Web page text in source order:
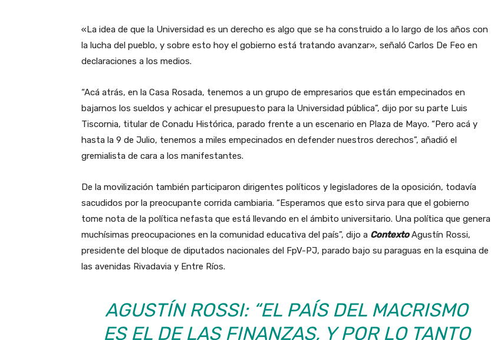
«La idea de que la Universidad es un derecho es algo que se ha construido a lo largo de los años con
la lucha del pueblo, y sobre esto hoy el gobierno está tratando avanzar», señaló Carlos De Feo en
declaraciones a los medios.
“Acá atrás, en la Casa Rosada, tenemos a un grupo de empresarios que están empecinados en
bajarnos los sueldos y achicar el presupuesto para la Universidad pública”, dijo por su parte Luis
Tiscornia, titular de Conadu Histórica, parado frente a un escenario en Plaza de Mayo. “Pero acá y
hasta la 9 de Julio, tenemos a miles empecinados en defender nuestros derechos”, añadió el
gremialista de cara a los manifestantes.
De la movilización también participaron dirigentes políticos y legisladores de la oposición, todavía
sacudidos por la preocupante corrida cambiaria. “Esperamos que esto sirva para que el gobierno
tome nota de la política nefasta que está llevando en el ámbito universitario. Una política que genera
muchísimas preocupaciones en la comunidad educativa del país”, dijo a ContextoAgustín Rossi,
presidente del bloque de diputados nacionales del FpV-PJ, parado bajo su paraguas en la esquina de
las avenidas Rivadavia y Entre Ríos.
AGUSTÍN ROSSI: “EL PAÍS DEL MACRISMO
ES EL DE LAS FINANZAS, Y POR LO TANTO